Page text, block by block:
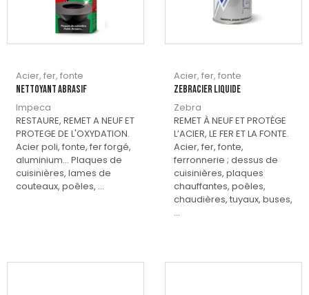
Acier, fer, fonte
NETTOYANT ABRASIF
Impeca
RESTAURE, REMET A NEUF ET
PROTEGE DE L'OXYDATION.
Acier poli, fonte, fer forgé,
aluminium... Plaques de
cuisinières, lames de
couteaux, poêles, ...
Acier, fer, fonte
Zebracier liquide
Zebra
REMET À NEUF ET PROTÈGE
L’ACIER, LE FER ET LA FONTE.
Acier, fer, fonte,
ferronnerie ; dessus de
cuisinières, plaques
chauffantes, poêles,
chaudières, tuyaux, buses,
…